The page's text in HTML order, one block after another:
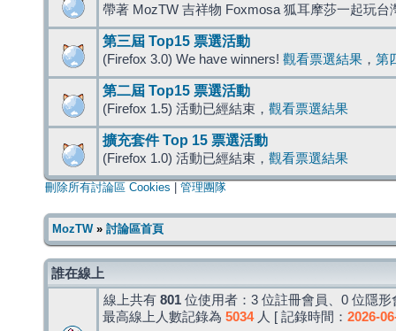
帶著 MozTW 吉祥物 Foxmosa 狐耳摩莎一起玩台
第三屆 Top15 票選活動
(Firefox 3.0) We have winners! 觀看票選結果 ， 第
第二屆 Top15 票選活動
(Firefox 1.5) 活動已經結束， 觀看票選結果
擴充套件 Top 15 票選活動
(Firefox 1.0) 活動已經結束， 觀看票選結果
刪除所有討論區 Cookies 管理團隊
MozTW» 討論區首頁
誰在線上
線上共有 801 位使用者：3 位註冊會員、0 位隱
最高線上人數記錄為 5034人 [ 記錄時間： 2026-